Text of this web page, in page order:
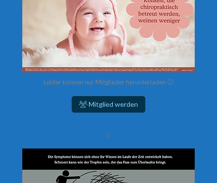
Leider können nur Mitglieder herunterladen 🙁
Mitglied werden
4.